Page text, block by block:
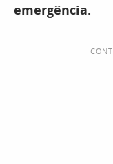
emergência.